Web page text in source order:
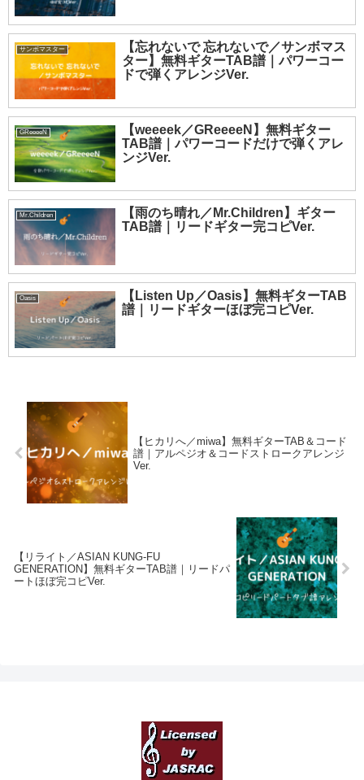
サンボマスター
【忘れないで 忘れないで／サンボマス
ター】無料ギターTAB譜｜パワーコー
ドで弾くアレンジVer.
GReeeeN
【weeeek／GReeeeN】無料ギター
TAB譜｜パワーコードだけで弾くアレ
ンジVer.
Mr.Children
【雨のち晴れ／Mr.Children】ギター
TAB譜｜リードギター完コピVer.
Oasis
【Listen Up／Oasis】無料ギターTAB
譜｜リードギターほぼ完コピVer.
【ヒカリへ／miwa】無料ギターTAB＆コード
譜｜アルペジオ＆コードストロークアレンジ
Ver.
【リライト／ASIAN KUNG-FU
GENERATION】無料ギターTAB譜｜リードパ
ートほぼ完コピVer.